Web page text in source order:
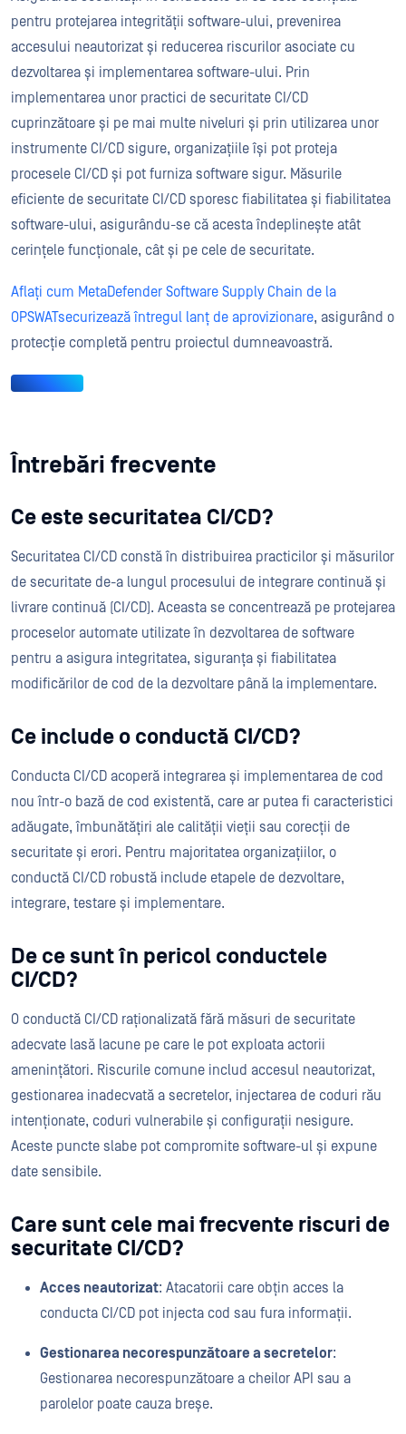
pentru protejarea integrității software-ului, prevenirea
accesului neautorizat și reducerea riscurilor asociate cu
dezvoltarea și implementarea software-ului. Prin
implementarea unor practici de securitate CI/CD
cuprinzătoare și pe mai multe niveluri și prin utilizarea unor
instrumente CI/CD sigure, organizațiile își pot proteja
procesele CI/CD și pot furniza software sigur. Măsurile
eficiente de securitate CI/CD sporesc fiabilitatea și fiabilitatea
software-ului, asigurându-se că acesta îndeplinește atât
cerințele funcționale, cât și pe cele de securitate.
Aflați cum MetaDefender Software Supply Chain de la
OPSWATsecurizează întregul lanț de aprovizionare, asigurând o
protecție completă pentru proiectul dumneavoastră.
Întrebări frecvente
Ce este securitatea CI/CD?
Securitatea CI/CD constă în distribuirea practicilor și măsurilor
de securitate de-a lungul procesului de integrare continuă și
livrare continuă (CI/CD). Aceasta se concentrează pe protejarea
proceselor automate utilizate în dezvoltarea de software
pentru a asigura integritatea, siguranța și fiabilitatea
modificărilor de cod de la dezvoltare până la implementare.
Ce include o conductă CI/CD?
Conducta CI/CD acoperă integrarea și implementarea de cod
nou într-o bază de cod existentă, care ar putea fi caracteristici
adăugate, îmbunătățiri ale calității vieții sau corecții de
securitate și erori. Pentru majoritatea organizațiilor, o
conductă CI/CD robustă include etapele de dezvoltare,
integrare, testare și implementare.
De ce sunt în pericol conductele
CI/CD?
O conductă CI/CD raționalizată fără măsuri de securitate
adecvate lasă lacune pe care le pot exploata actorii
amenințători. Riscurile comune includ accesul neautorizat,
gestionarea inadecvată a secretelor, injectarea de coduri rău
intenționate, coduri vulnerabile și configurații nesigure.
Aceste puncte slabe pot compromite software-ul și expune
date sensibile.
Care sunt cele mai frecvente riscuri de
securitate CI/CD?
Acces neautorizat: Atacatorii care obțin acces la
conducta CI/CD pot injecta cod sau fura informații.
Gestionarea necorespunzătoare a secretelor:
Gestionarea necorespunzătoare a cheilor API sau a
parolelor poate cauza breșe.